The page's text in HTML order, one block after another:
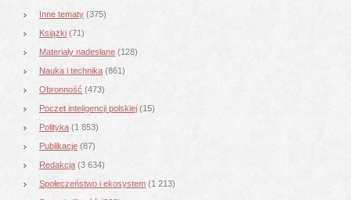
Inne tematy (375)
Książki (71)
Materiały nadesłane (128)
Nauka i technika (861)
Obronność (473)
Poczet inteligencji polskiej (15)
Polityka (1 853)
Publikacje (87)
Redakcja (3 634)
Społeczeństwo i ekosystem (1 213)